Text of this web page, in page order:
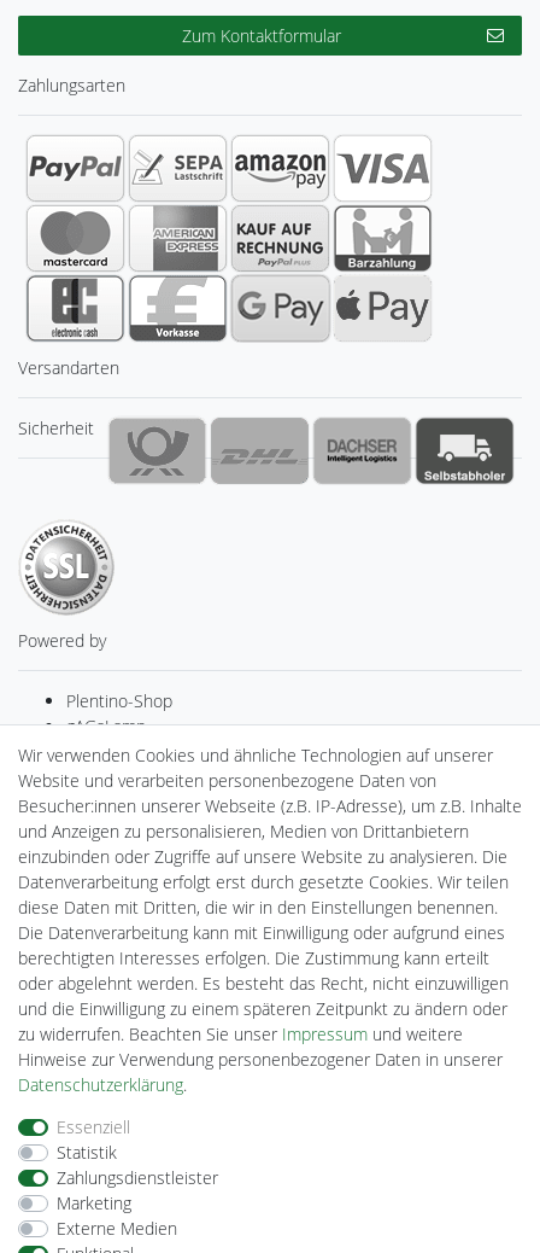
Zum Kontaktformular
Zahlungsarten
Versandarten
Sicherheit
Powered by
Plentino-Shop
gAGaLamp
Drohnenstore24
MeinUSB
Batteriespeicher
PlentiSolar
Gebrauchtlicht
Ledkauf
DEYESOLAR
Lightech Connect
CardanLight Europe
FORTIMO LEDs
Cardanlight-Shop
Wallbox24
Impressum
Barrierefreiheitserklärung
Wir verwenden Cookies und ähnliche Technologien auf unserer
Website und verarbeiten personenbezogene Daten von
Besucher:innen unserer Webseite (z.B. IP-Adresse), um z.B. Inhalte
und Anzeigen zu personalisieren, Medien von Drittanbietern
einzubinden oder Zugriffe auf unsere Website zu analysieren. Die
Datenverarbeitung erfolgt erst durch gesetzte Cookies. Wir teilen
diese Daten mit Dritten, die wir in den Einstellungen benennen.
Die Datenverarbeitung kann mit Einwilligung oder aufgrund eines
berechtigten Interesses erfolgen. Die Zustimmung kann erteilt
oder abgelehnt werden. Es besteht das Recht, nicht einzuwilligen
und die Einwilligung zu einem späteren Zeitpunkt zu ändern oder
zu widerrufen. Beachten Sie unser Impressum und weitere
Hinweise zur Verwendung personenbezogener Daten in unserer
Daten­schutz­erklärung.
Essenziell
Statistik
Zahlungsdienstleister
Marketing
Externe Medien